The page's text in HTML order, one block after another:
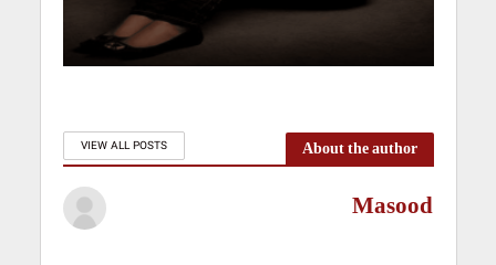
About the author
VIEW ALL POSTS
Masood